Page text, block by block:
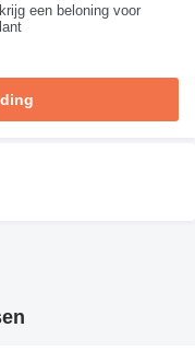
een beloning voor